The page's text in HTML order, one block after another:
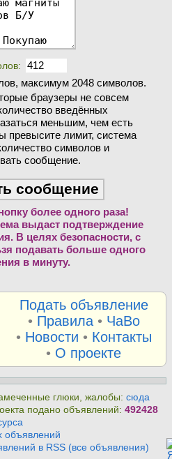
максимум 2048 символов.
браузеры не совсем
введённых
меньшим, чем есть
превысите лимит, система
символов и
сообщение.
более одного раза!
выдаст подтверждение
В целях безопасности, с
подавать больше одного
в минуту.
Подать объявление
• Правила• ЧаВо
• Новости • Контакты
• О проекте
глюки, жалобы:сюда
подано объявлений:492428
объявлений
в RSS (все объявления)